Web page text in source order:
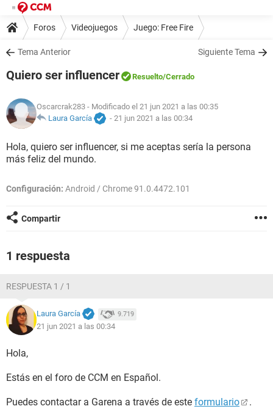
Foros Videojuegos Juego: Free Fire
Tema Anterior Siguiente Tema
Quiero ser influencer Resuelto/Cerrado
Oscarcrak283 - Modificado el 21 jun 2021 a las 00:35
Laura García
- 21 jun 2021 a las 00:34
Hola, quiero ser influencer, si me aceptas sería la persona
más feliz del mundo.
Configuración: Android / Chrome 91.0.4472.101
Compartir
1 respuesta
RESPUESTA 1 / 1
Laura García 9.719
21 jun 2021 a las 00:34
Hola,
Estás en el foro de CCM en Español.
Puedes contactar a Garena a través de este formulario .